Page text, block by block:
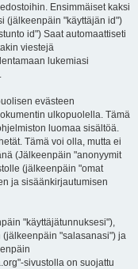
Ensimmäiset kaksi
(jälkeenpäin "käyttäjän id")
id") Saat automaattiseti
viestejä
lukemiasi
evästeen
ulkopuolella. Tämä
luomaa sisältöä.
Tämä voi olla, mutta ei
(Jälkeenpäin "anonyymit
(jälkeenpäin "omat
ja sisäänkirjautumisen
"käyttäjätunnuksesi"),
"salasanasi") ja
sivustolla on suojattu